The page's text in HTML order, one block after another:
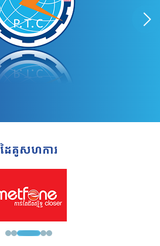
ដៃគូសហការ